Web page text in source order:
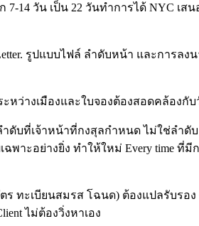
7-14 วัน เป็น 22 วันทำการได้ NYC
รูปแบบไฟล์ ลำดับหน้า และการล
ระหว่างเมืองและใบจองต้องสอดคล้อง
ดับที่เจ้าหน้าที่กงสุลกำหนด ไม่ใช่ลำดั
ฉพาะอย่างยิ่ง ทำให้ใหม่ Every time
ทะเบียนสมรส โฉนด) ต้องแปลรับรอ
ไม่ต้องวิ่งหาเอง